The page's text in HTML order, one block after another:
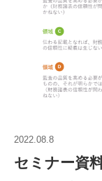
2022.08.8
セミナー資